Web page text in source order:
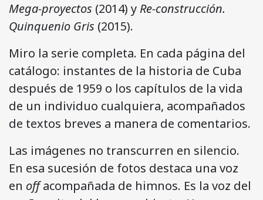
Mega-proyectos (2014) y Re-construcción.
Quinquenio Gris (2015).
Miro la serie completa. En cada página del
catálogo: instantes de la historia de Cuba
después de 1959 o los capítulos de la vida
de un individuo cualquiera, acompañados
de textos breves a manera de comentarios.
Las imágenes no transcurren en silencio.
En esa sucesión de fotos destaca una voz
en offacompañada de himnos. Es la voz del